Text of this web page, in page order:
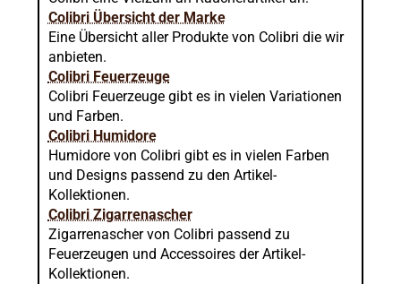
Colibri Übersicht der Marke
Eine Übersicht aller Produkte von Colibri die wir
anbieten.
Colibri Feuerzeuge
Colibri Feuerzeuge gibt es in vielen Variationen
und Farben.
Colibri Humidore
Humidore von Colibri gibt es in vielen Farben
und Designs passend zu den Artikel-
Kollektionen.
Colibri Zigarrenascher
Zigarrenascher von Colibri passend zu
Feuerzeugen und Accessoires der Artikel-
Kollektionen.